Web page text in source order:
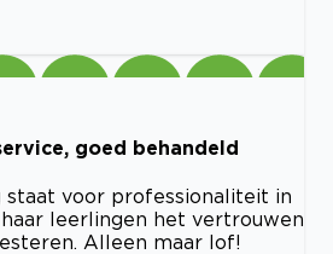
goed behandeld
staat voor professionaliteit in
leerlingen het vertrouwen
Alleen maar lof!